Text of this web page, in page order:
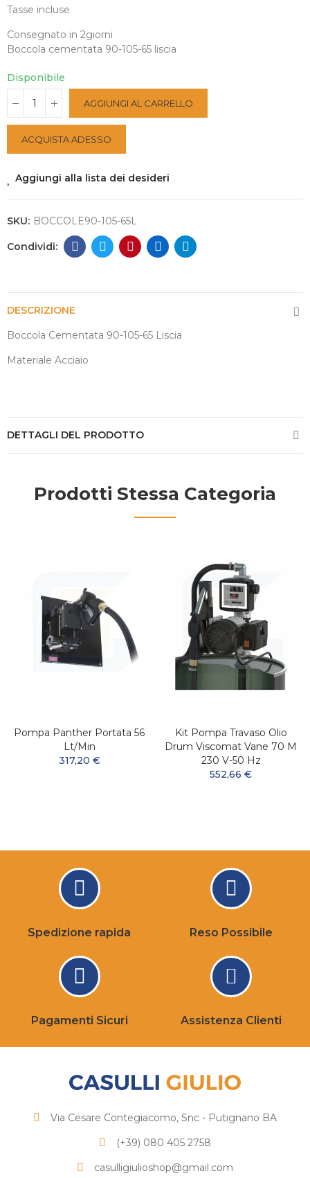
Tasse incluse
Consegnato in 2giorni
Boccola cementata 90-105-65 liscia
Disponibile
AGGIUNGI AL CARRELLO
ACQUISTA ADESSO
Aggiungi alla lista dei desideri
SKU: BOCCOLE90-105-65L
DESCRIZIONE
Boccola Cementata 90-105-65 Liscia
Materiale Acciaio
DETTAGLI DEL PRODOTTO
Prodotti Stessa Categoria
Pompa Panther Portata 56
Lt/min
317,20 €
Kit Pompa Travaso Olio
Drum Viscomat Vane 70 M
230 V-50 Hz
552,66 €
Spedizione rapida Reso Possibile
Pagamenti Sicuri Assistenza Clienti
Via Cesare Contegiacomo, Snc - Putignano BA
(+39) 080 405 2758
casulligiulioshop@gmail.com